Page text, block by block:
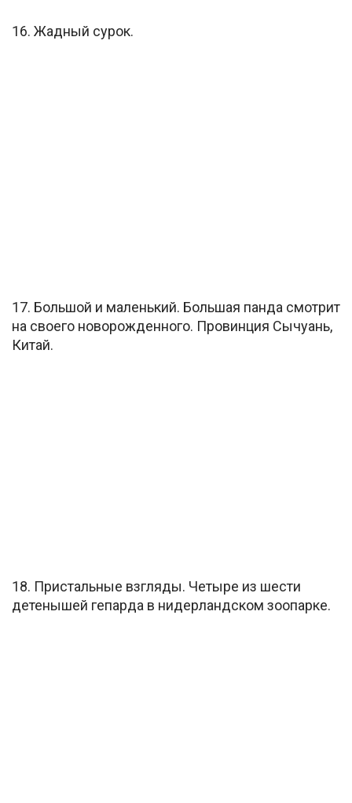
16. Жадный сурок.
17. Большой и маленький. Большая панда смотрит
на своего новорожденного. Провинция Сычуань,
Китай.
18. Пристальные взгляды. Четыре из шести
детенышей гепарда в нидерландском зоопарке.